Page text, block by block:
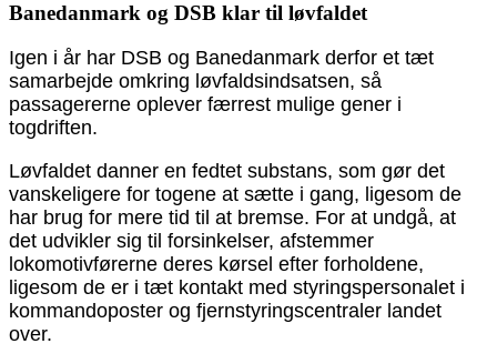
Banedanmark og DSB klar til løvfaldet
Igen i år har DSB og Banedanmark derfor et tæt
samarbejde omkring løvfaldsindsatsen, så
passagererne oplever færrest mulige gener i
togdriften.
Løvfaldet danner en fedtet substans, som gør det
vanskeligere for togene at sætte i gang, ligesom de
har brug for mere tid til at bremse. For at undgå, at
det udvikler sig til forsinkelser, afstemmer
lokomotivførerne deres kørsel efter forholdene,
ligesom de er i tæt kontakt med styringspersonalet i
kommandoposter og fjernstyringscentraler landet
over.